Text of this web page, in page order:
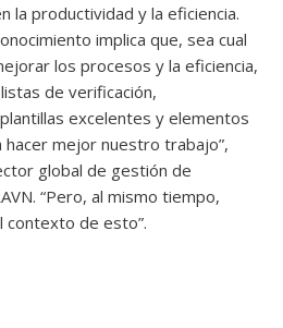
la productividad y la eficiencia.
implica que, sea cual
los procesos y la eficiencia,
de verificación,
excelentes y elementos
hacer mejor nuestro trabajo”,
global de gestión de
“Pero, al mismo tiempo,
de esto”.